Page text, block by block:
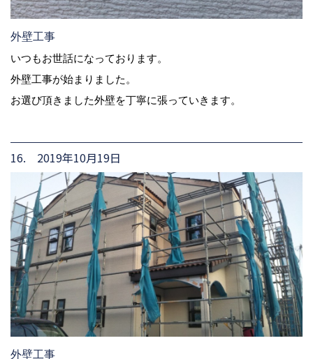
外壁工事
いつもお世話になっております。
外壁工事が始まりました。
お選び頂きました外壁を丁寧に張っていきます。
16. 2019年10月19日
外壁工事